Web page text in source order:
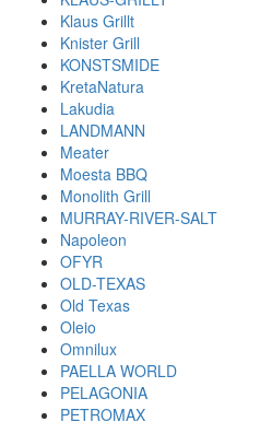
Klaus Grillt
Knister Grill
KONSTSMIDE
KretaNatura
Lakudia
LANDMANN
Meater
Moesta BBQ
Monolith Grill
MURRAY-RIVER-SALT
Napoleon
OFYR
OLD-TEXAS
Old Texas
Oleio
Omnilux
PAELLA WORLD
PELAGONIA
PETROMAX